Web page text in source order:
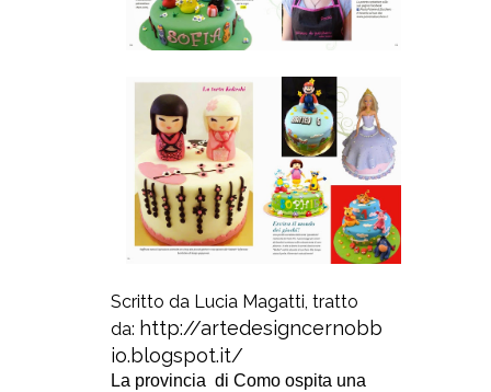
Scritto da Lucia Magatti, tratto
da: http://artedesigncernobb
io.blogspot.it/
La provincia di Como ospita una